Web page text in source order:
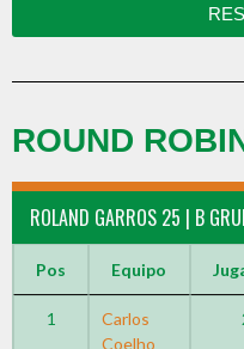
ROUND
ROLAND GARROS 25 | B
Pos Equipo
1
Carlos
Coelho